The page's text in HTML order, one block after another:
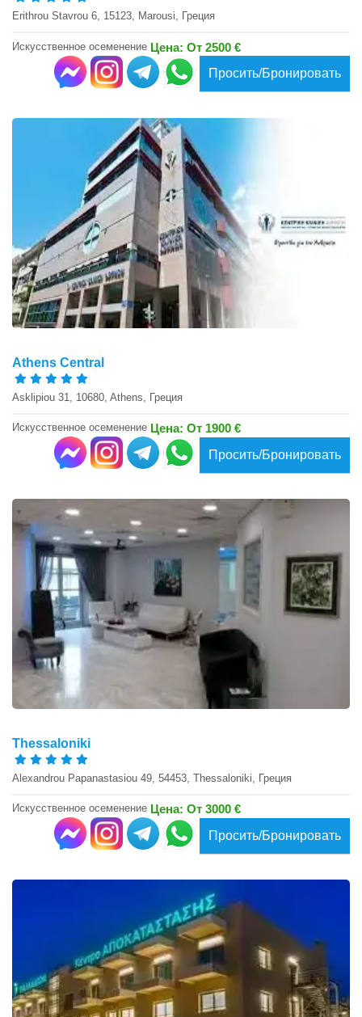
Erithrou Stavrou 6, 15123, Marousi, Греция
Искусственное осеменение Цена: От 2500 €
Просить/Бронировать
Athens Central
Asklipiou 31, 10680, Athens, Греция
Искусственное осеменение Цена: От 1900 €
Просить/Бронировать
Thessaloniki
Alexandrou Papanastasiou 49, 54453, Thessaloniki, Греция
Искусственное осеменение Цена: От 3000 €
Просить/Бронировать